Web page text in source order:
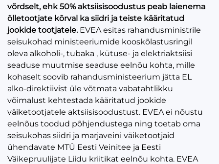
võrdselt, ehk 50% aktsiisisoodustus peab laienema
õlletootjate kõrval ka siidri ja teiste kääritatud
jookide tootjatele. EVEA esitas rahandusministrile
seisukohad ministeeriumide kooskõlastusringil
oleva alkoholi-, tubaka , kütuse- ja elektriaktsiisi
seaduse muutmise seaduse eelnõu kohta, mille
kohaselt soovib rahandusministeerium jätta EL
alko-direktiivist üle võtmata vabatahtlikku
võimalust kehtestada kääritatud jookide
väiketootjatele aktsiisisoodustust. EVEA ei nõustu
eelnõus toodud põhjendustega ning toetab oma
seisukohas siidri ja marjaveini väiketootjaid
ühendavate MTÜ Eesti Veinitee ja Eesti
Väikepruulijate Liidu kriitikat eelnõu kohta. EVEA